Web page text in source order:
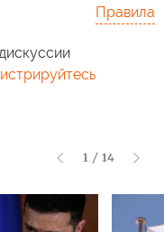
Правила
1 / 14